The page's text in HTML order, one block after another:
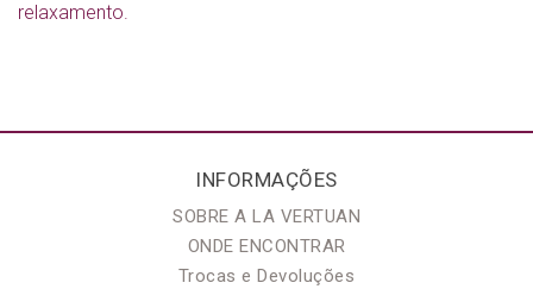
relaxamento.
INFORMAÇÕES
SOBRE A LA VERTUAN
ONDE ENCONTRAR
Trocas e Devoluções